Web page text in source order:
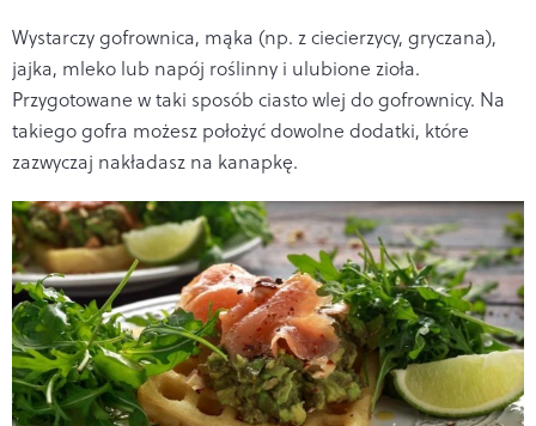
Wystarczy gofrownica, mąka (np. z ciecierzycy, gryczana),
jajka, mleko lub napój roślinny i ulubione zioła.
Przygotowane w taki sposób ciasto wlej do gofrownicy. Na
takiego gofra możesz położyć dowolne dodatki, które
zazwyczaj nakładasz na kanapkę.